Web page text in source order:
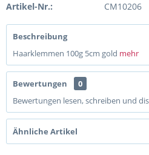
Artikel-Nr.: CM10206
Beschreibung
Haarklemmen 100g 5cm gold mehr
Bewertungen
0
Bewertungen lesen, schreiben und
Ähnliche Artikel